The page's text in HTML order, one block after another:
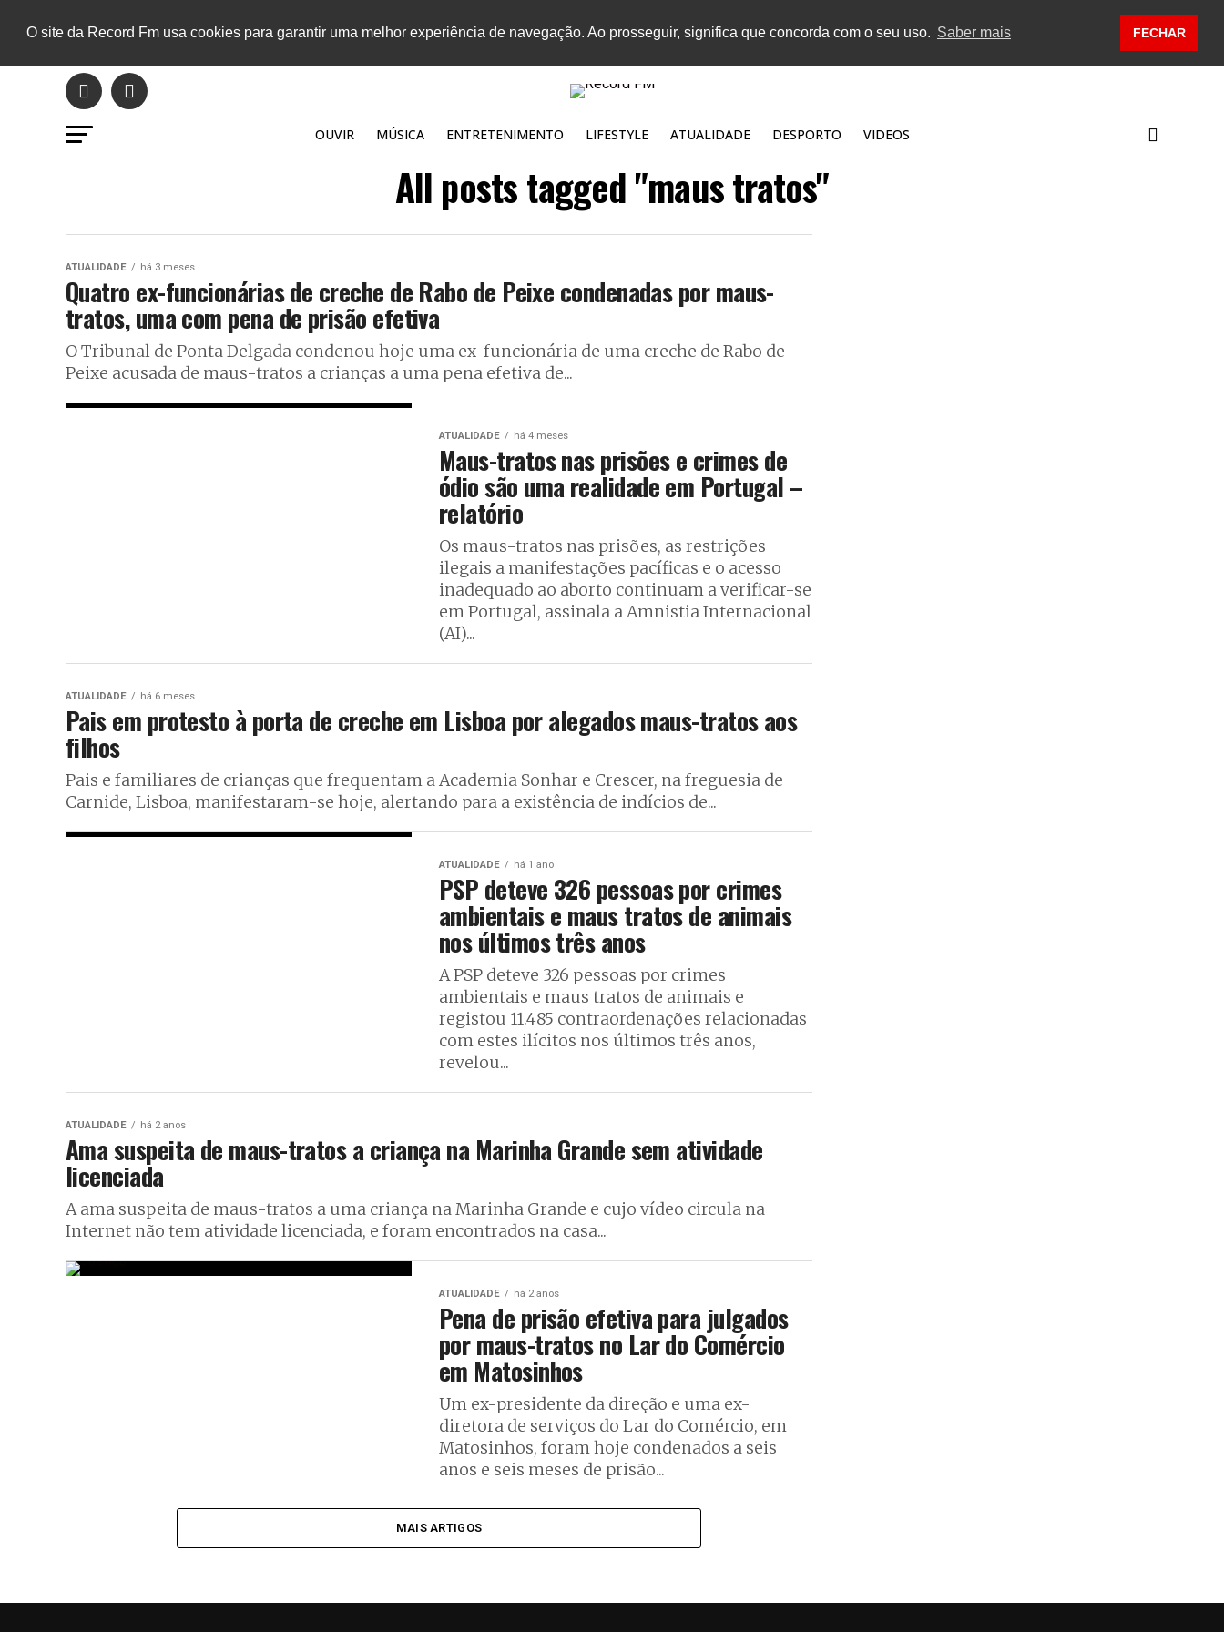
O site da Record Fm usa cookies para garantir uma melhor experiência de navegação. Ao prosseguir, significa que concorda com o seu uso. Saber mais FECHAR
OUVIR MÚSICA ENTRETENIMENTO LIFESTYLE ATUALIDADE DESPORTO VIDEOS
All posts tagged "maus tratos"
ATUALIDADE há 3 meses
Quatro ex-funcionárias de creche de Rabo de Peixe condenadas por maus-
tratos, uma com pena de prisão efetiva
O Tribunal de Ponta Delgada condenou hoje uma ex-funcionária de uma creche de Rabo de
Peixe acusada de maus-tratos a crianças a uma pena efetiva de...
ATUALIDADE há 4 meses
Maus-tratos nas prisões e crimes de
ódio são uma realidade em Portugal –
relatório
Os maus-tratos nas prisões, as restrições
ilegais a manifestações pacíficas e o acesso
inadequado ao aborto continuam a verificar-se
em Portugal, assinala a Amnistia Internacional
(AI)...
ATUALIDADE há 6 meses
Pais em protesto à porta de creche em Lisboa por alegados maus-tratos aos
filhos
Pais e familiares de crianças que frequentam a Academia Sonhar e Crescer, na freguesia de
Carnide, Lisboa, manifestaram-se hoje, alertando para a existência de indícios de...
ATUALIDADE há 1 ano
PSP deteve 326 pessoas por crimes
ambientais e maus tratos de animais
nos últimos três anos
A PSP deteve 326 pessoas por crimes
ambientais e maus tratos de animais e
registou 11.485 contraordenações relacionadas
com estes ilícitos nos últimos três anos,
revelou...
ATUALIDADE há 2 anos
Ama suspeita de maus-tratos a criança na Marinha Grande sem atividade
licenciada
A ama suspeita de maus-tratos a uma criança na Marinha Grande e cujo vídeo circula na
Internet não tem atividade licenciada, e foram encontrados na casa...
ATUALIDADE há 2 anos
Pena de prisão efetiva para julgados
por maus-tratos no Lar do Comércio
em Matosinhos
Um ex-presidente da direção e uma ex-
diretora de serviços do Lar do Comércio, em
Matosinhos, foram hoje condenados a seis
anos e seis meses de prisão...
MAIS ARTIGOS